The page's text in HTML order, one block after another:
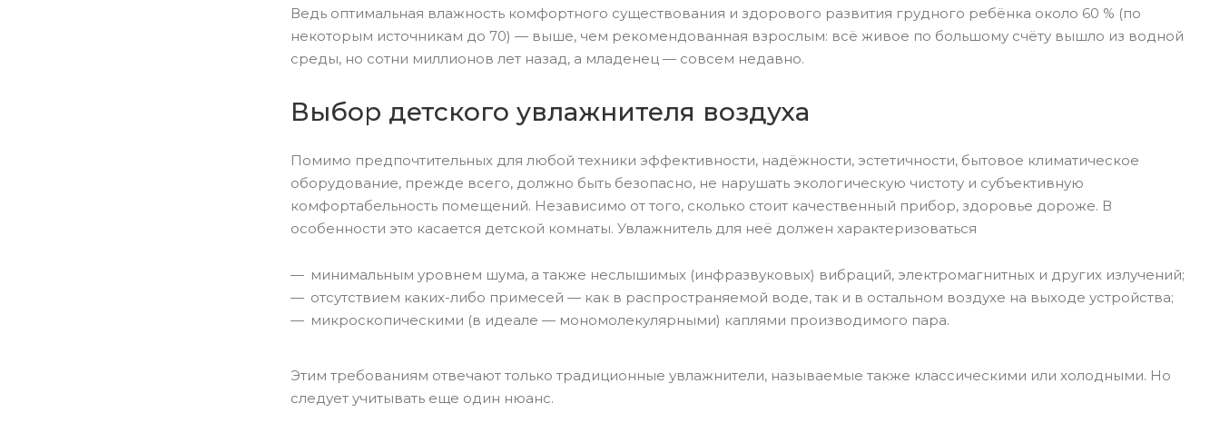
Ведь оптимальная влажность комфортного существования и здорового развития грудного ребёнка около 60 % (по
некоторым источникам до 70) — выше, чем рекомендованная взрослым: всё живое по большому счёту вышло из водной
среды, но сотни миллионов лет назад, а младенец — совсем недавно.
Выбор детского увлажнителя воздуха
Помимо предпочтительных для любой техники эффективности, надёжности, эстетичности, бытовое климатическое
оборудование, прежде всего, должно быть безопасно, не нарушать экологическую чистоту и субъективную
комфортабельность помещений. Независимо от того, сколько стоит качественный прибор, здоровье дороже. В
особенности это касается детской комнаты. Увлажнитель для неё должен характеризоваться
минимальным уровнем шума, а также неслышимых (инфразвуковых) вибраций, электромагнитных и других излучений;
отсутствием каких-либо примесей — как в распространяемой воде, так и в остальном воздухе на выходе устройства;
микроскопическими (в идеале — мономолекулярными) каплями производимого пара.
Этим требованиям отвечают только традиционные увлажнители, называемые также классическими или холодными. Но
следует учитывать еще один нюанс.